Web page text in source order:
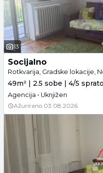
13
Socijalno
Rotkvarija, Gradske lokacije,
49m² | 2.5 sobe | 4/5
Agencija • Uknjižen
Ažurirano 03.08.2026.